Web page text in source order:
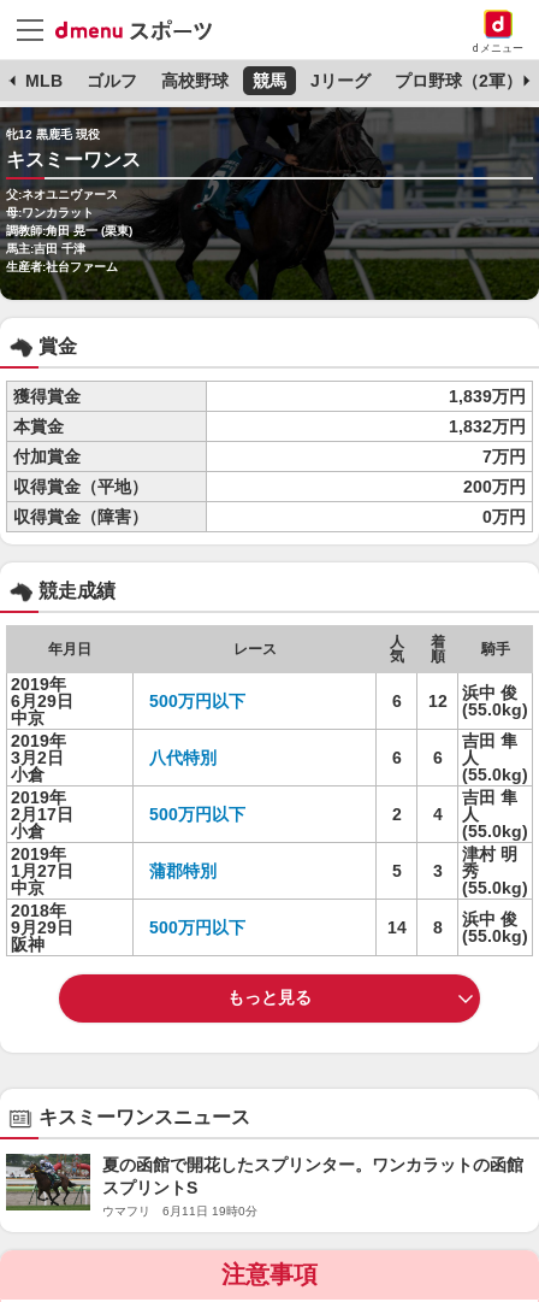
dメニュー
MLB ゴルフ 高校野球 競馬 Jリーグ プロ野球（2軍）
牝12 黒鹿毛 現役
キスミーワンス
父:ネオユニヴァース
母:ワンカラット
調教師:角田 晃一 (栗東)
馬主:吉田 千津
生産者:社台ファーム
賞金
獲得賞金
1,839万円
本賞金
1,832万円
付加賞金
7万円
収得賞金（平地）
200万円
収得賞金（障害）
0万円
競走成績
年月日 レース
人
気
着
順
騎手
2019年
6月29日
中京
500万円以下 6 12
浜中 俊
(55.0kg)
2019年
3月2日
小倉
八代特別 6 6
吉田 隼
人
(55.0kg)
2019年
2月17日
小倉
500万円以下 2 4
吉田 隼
人
(55.0kg)
2019年
1月27日
中京
蒲郡特別 5 3
津村 明
秀
(55.0kg)
2018年
9月29日
阪神
500万円以下 14 8
浜中 俊
(55.0kg)
もっと見る
キスミーワンスニュース
夏の函館で開花したスプリンター。ワンカラットの函館
スプリントS
ウマフリ 6月11日 19時0分
注意事項